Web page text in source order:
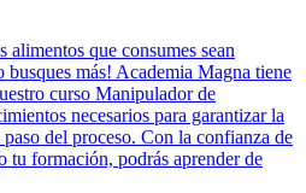
alimentos que consumes sean
busques más! Academia Magna tiene
curso Manipulador de
necesarios para garantizar la
del proceso. Con la confianza de
tu formación, podrás aprender de